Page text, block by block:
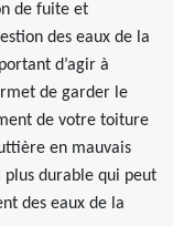
de fuite et
des eaux de la
d’agir à
de garder le
de votre toiture
en mauvais
durable qui peut
des eaux de la